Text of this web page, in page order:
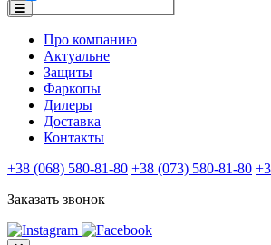
Про компанию
Актуальне
Защиты
Фаркопы
Дилеры
Доставка
Контакты
+38 (068) 580-81-80 +38 (073) 580-81-80
Заказать звонок